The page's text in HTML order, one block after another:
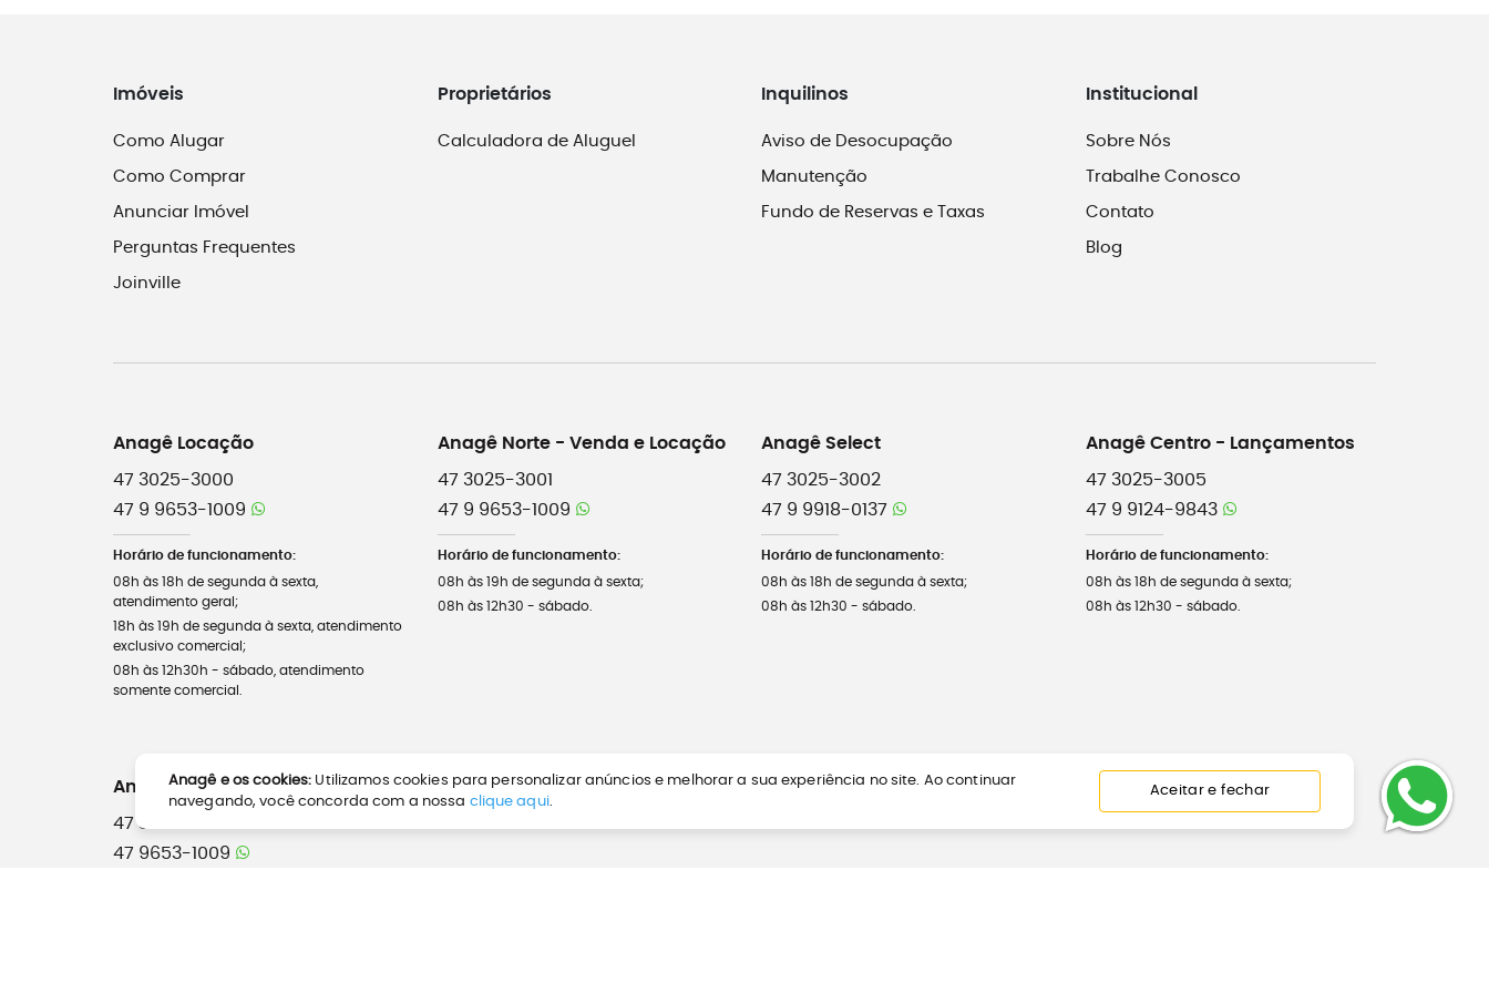
Imóveis
Como Alugar
Como Comprar
Anunciar Imóvel
Perguntas Frequentes
Joinville
Proprietários
Calculadora de Aluguel
Inquilinos
Aviso de Desocupação
Manutenção
Fundo de Reservas e Taxas
Institucional
Sobre Nós
Trabalhe Conosco
Contato
Blog
Anagê Locação
47 3025-3000
47 9 9653-1009
Horário de funcionamento:
08h às 18h de segunda à sexta,
atendimento geral;
18h às 19h de segunda à sexta, atendimento
exclusivo comercial;
08h às 12h30h - sábado, atendimento
somente comercial.
Anagê Norte - Venda e Locação
47 3025-3001
47 9 9653-1009
Horário de funcionamento:
08h às 19h de segunda à sexta;
08h às 12h30 - sábado.
Anagê Select
47 3025-3002
47 9 9918-0137
Horário de funcionamento:
08h às 18h de segunda à sexta;
08h às 12h30 - sábado.
Anagê Centro - Lançamentos
47 3025-3005
47 9 9124-9843
Horário de funcionamento:
08h às 18h de segunda à sexta;
08h às 12h30 - sábado.
Anagê América - Corporativo
47 3025-3000
47 9653-1009
Anagê e os cookies: Utilizamos cookies para personalizar anúncios e melhorar a sua experiência no site. Ao continuar
navegando, você concorda com a nossa clique aqui.
Aceitar e fechar